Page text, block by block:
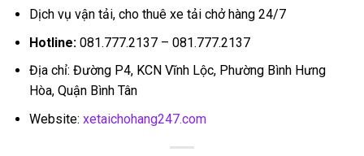
Dịch vụ vận tải, cho thuê xe tải chở hàng 24/7
Hotline:081.777.2137 – 081.777.2137
Địa chỉ: Đường P4, KCN Vĩnh Lộc, Phường Bình Hưng
Hòa, Quận Bình Tân
Website: xetaichohang247.com